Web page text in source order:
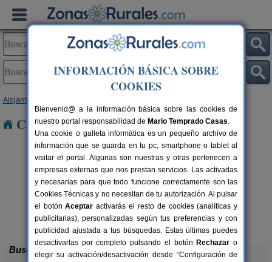
Alojamientos
Casas Rurales cerca de Sesa
7+2 pers.
desde40 €
Mirador de La Herradura
Embún (Huesca)
Buscar
INFORMACIÓN BÁSICA SOBRE
COOKIES
Bienvenid@ a la información básica sobre las cookies de
nuestro portal responsabilidad de Mario Temprado Casas.
Una cookie o galleta informática es un pequeño archivo de
información que se guarda en tu pc, smartphone o tablet al
visitar el portal. Algunas son nuestras y otras pertenecen a
empresas externas que nos prestan servicios. Las activadas
y necesarias para que todo funcione correctamente son las
Cookies Técnicas y no necesitan de tu autorización. Al pulsar
el botónAceptar activarás el resto de cookies (analíticas y
publicitarias), personalizadas según tus preferencias y con
publicidad ajustada a tus búsquedas. Estas últimas puedes
desactivarlas por completo pulsando el botón Rechazar o
elegir su activación/desactivación desde “Configuración de